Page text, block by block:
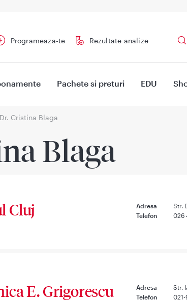
Programeaza-te Rezultate analize
Pachete si preturi EDU
Dr. Cristina Blaga
Blaga
Cluj Adresa
Str.
Telefon
026
E. Grigorescu Adresa
Str.
Telefon